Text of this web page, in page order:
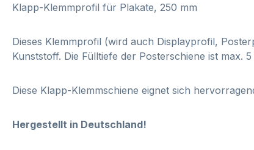
Klapp-Klemmprofil für Plakate, 250 mm
Dieses Klemmprofil (wird auch Displayprofil,
Kunststoff. Die Fülltiefe der Posterschiene ist max.
Diese Klapp-Klemmschiene eignet sich
Hergestellt in Deutschland!